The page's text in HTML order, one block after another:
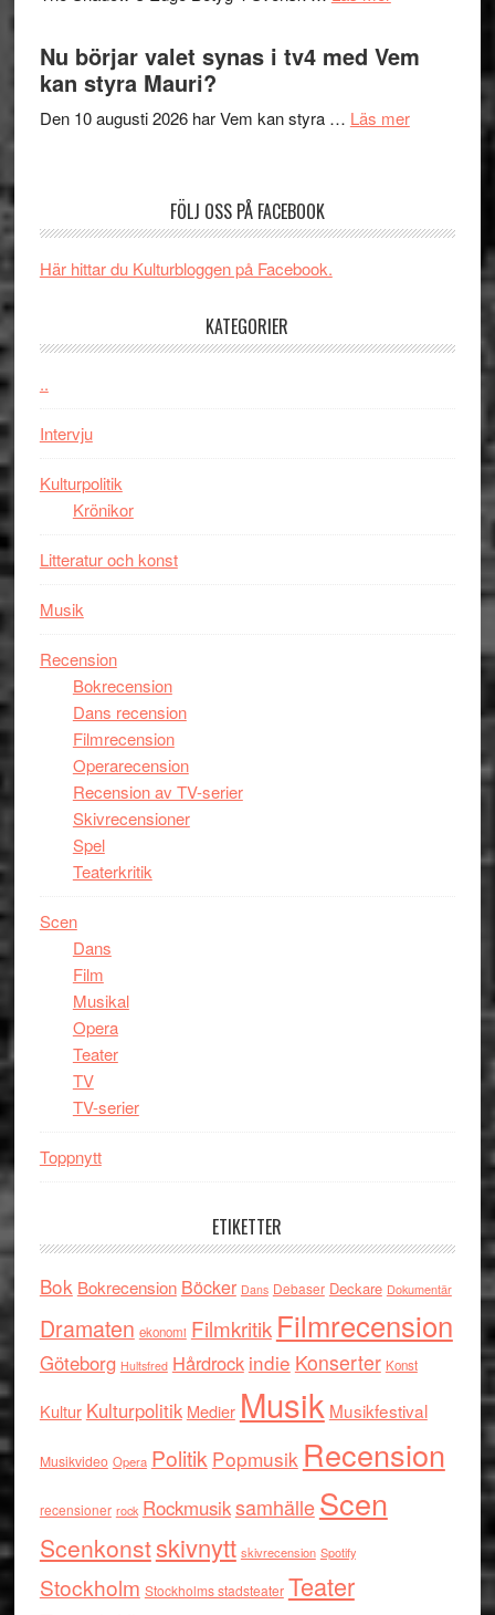
och
Shadow
Edge
spännande
Nu börjar valet synas i tv4 med Vem
kan styra Mauri?
Den 10 augusti 2026 har Vem kan styra … Läs merom
kan
FÖLJ OSS PÅ FACEBOOK
Här hittar du Kulturbloggen på Facebook.
KATEGORIER
..
Intervju
Kulturpolitik
Krönikor
Litteratur och konst
Musik
Recension
Bokrecension
Dans recension
Filmrecension
Operarecension
Recension av TV-serier
Skivrecensioner
Spel
Teaterkritik
Scen
Dans
Film
Musikal
Opera
Teater
TV
TV-serier
Toppnytt
ETIKETTER
Bok Bokrecension Böcker Dans Debaser Deckare Dokumentär
Dramaten ekonomi Filmkritik Filmrecension
Göteborg Hultsfred Hårdrock indie Konserter Konst
Kultur Kulturpolitik Medier Musik Musikfestival
Musikvideo Opera Politik Popmusik Recension
recensioner rock RockmusiksamhälleScen
Scenkonstskivnytt skivrecension Spotify
Stockholm Stockholms stadsteater Teater